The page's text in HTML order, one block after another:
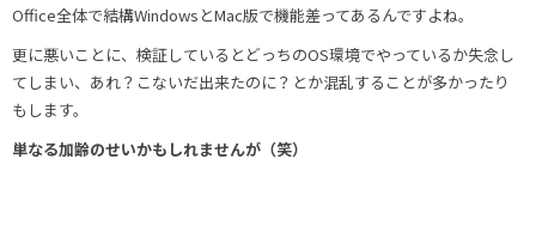
Office全体で結構WindowsとMac版で機能差ってあるんですよね。
更に悪いことに、検証しているとどっちのOS環境でやっているか失念し
てしまい、あれ？こないだ出来たのに？とか混乱することが多かったり
もします。
単なる加齢のせいかもしれませんが（笑）